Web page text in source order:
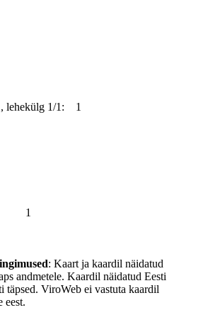
lehekülg 1/1: 1
1
: Kaart ja kaardil näidatud
andmetele. Kaardil näidatud Eesti
täpsed. ViroWeb ei vastuta kaardil
eest.